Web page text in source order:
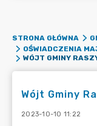
STRONA GŁÓWNA
OŚWIADCZENIA
WÓJT GMINY
Wójt Gminy
2023-10-10 11:22